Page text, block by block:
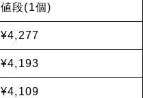
値段(1個)
¥4,277
¥4,193
¥4,109